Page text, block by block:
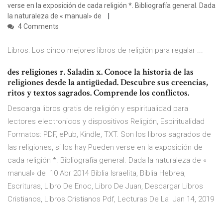
verse en la exposición de cada religión *. Bibliografía general. Dada
la naturaleza de « manual» de
4 Comments
Libros: Los cinco mejores libros de religión para regalar ...
des religiones r. Saladin x. Conoce la historia de las
religiones desde la antigüedad. Descubre sus creencias,
ritos y textos sagrados. Comprende los conflictos.
Descarga libros gratis de religión y espiritualidad para
lectores electronicos y dispositivos Religión, Espiritualidad
Formatos: PDF, ePub, Kindle, TXT. Son los libros sagrados de
las religiones, si los hay Pueden verse en la exposición de
cada religión *. Bibliografía general. Dada la naturaleza de «
manual» de 10 Abr 2014 Biblia Israelita, Biblia Hebrea,
Escrituras, Libro De Enoc, Libro De Juan, Descargar Libros
Cristianos, Libros Cristianos Pdf, Lecturas De La Jan 14, 2019